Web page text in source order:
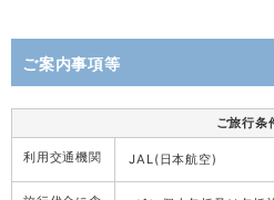
ご案内事項等
ご旅行条
利用交通機関 JAL(日本航空)